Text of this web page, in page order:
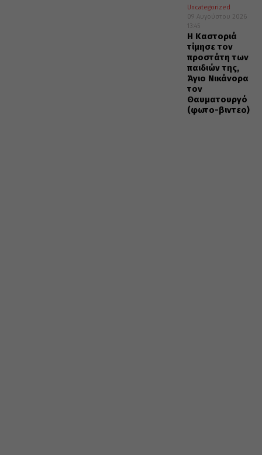
Uncategorized
09 Αυγούστου 2026
13:45
Η Καστοριά
τίμησε τον
προστάτη των
παιδιών της,
Άγιο Νικάνορα
τον
Θαυματουργό
(φωτο-βιντεο)